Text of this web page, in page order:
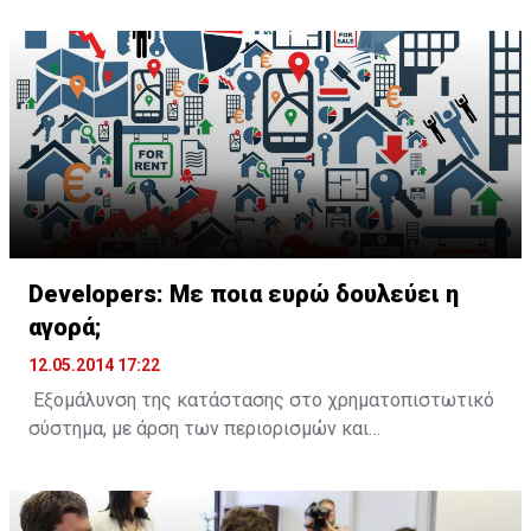
Developers: Με ποια ευρώ δουλεύει η
αγορά;
12.05.2014 17:22
Εξομάλυνση της κατάστασης στο χρηματοπιστωτικό
σύστημα, με άρση των περιορισμών και
εξυπηρετούμενα δάνεια, ζητούν οι επιχειρηματίες